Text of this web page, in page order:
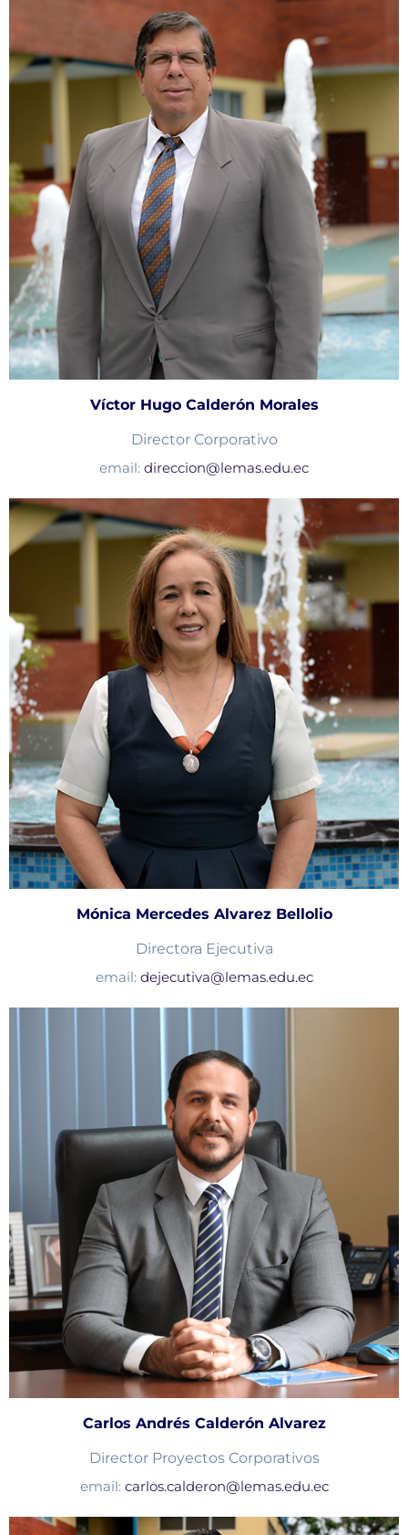
Víctor Hugo Calderón Morales
Director Corporativo
email: direccion@lemas.edu.ec
Mónica Mercedes Alvarez Bellolio
Directora Ejecutiva
email: dejecutiva@lemas.edu.ec
Carlos Andrés Calderón Alvarez
Director Proyectos Corporativos
email: carlos.calderon@lemas.edu.ec